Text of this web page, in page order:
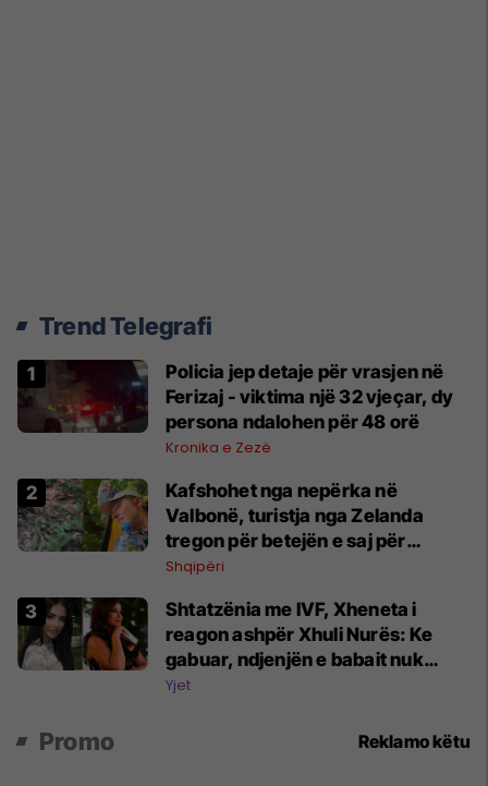
Trend Telegrafi
Policia jep detaje për vrasjen në
Ferizaj - viktima një 32 vjeçar, dy
persona ndalohen për 48 orë
Kronika e Zezë
Kafshohet nga nepërka në
Valbonë, turistja nga Zelanda
tregon për betejën e saj për
mbijetesë
Shqipëri
Shtatzënia me IVF, Xheneta i
reagon ashpër Xhuli Nurës: Ke
gabuar, ndjenjën e babait nuk
mund t'ia plotësosh kurrë
Yjet
Promo Reklamo këtu